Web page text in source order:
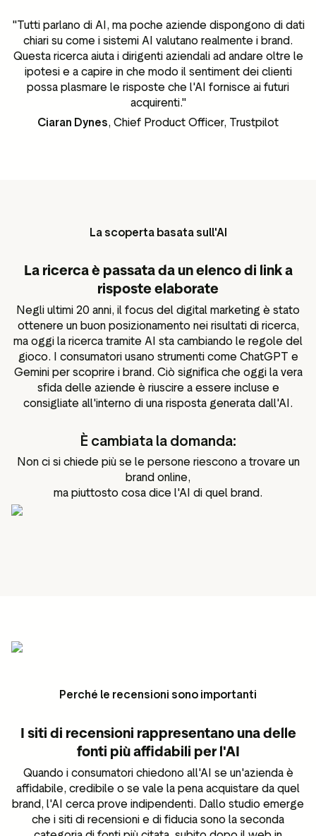
"Tutti parlano di AI, ma poche aziende dispongono di dati
chiari su come i sistemi AI valutano realmente i brand.
Questa ricerca aiuta i dirigenti aziendali ad andare oltre le
ipotesi e a capire in che modo il sentiment dei clienti
possa plasmare le risposte che l'AI fornisce ai futuri
acquirenti."
Ciaran Dynes, Chief Product Officer, Trustpilot
La scoperta basata sull'AI
La ricerca è passata da un elenco di link a
risposte elaborate
Negli ultimi 20 anni, il focus del digital marketing è stato
ottenere un buon posizionamento nei risultati di ricerca,
ma oggi la ricerca tramite AI sta cambiando le regole del
gioco. I consumatori usano strumenti come ChatGPT e
Gemini per scoprire i brand. Ciò significa che oggi la vera
sfida delle aziende è riuscire a essere incluse e
consigliate all'interno di una risposta generata dall'AI.
È cambiata la domanda:
Non ci si chiede più se le persone riescono a trovare un
brand online,
ma piuttosto cosa dice l'AI di quel brand.
Perché le recensioni sono importanti
I siti di recensioni rappresentano una delle
fonti più affidabili per l'AI
Quando i consumatori chiedono all'AI se un'azienda è
affidabile, credibile o se vale la pena acquistare da quel
brand, l'AI cerca prove indipendenti. Dallo studio emerge
che i siti di recensioni e di fiducia sono la seconda